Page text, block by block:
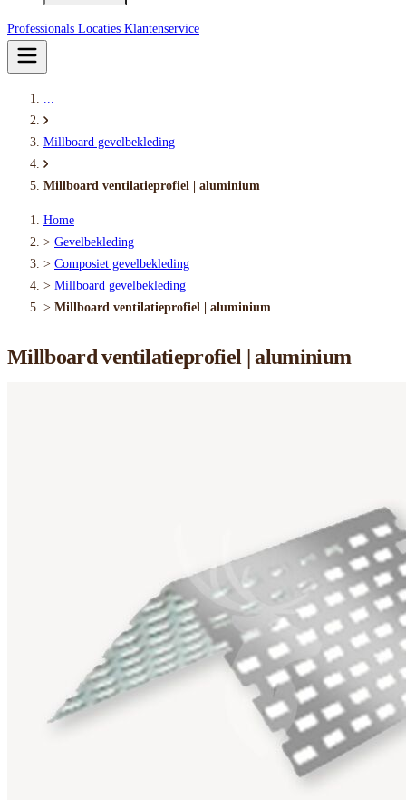
Professionals Locaties Klantenservice
...
Millboard gevelbekleding
Millboard ventilatieprofiel | aluminium
Home
> Gevelbekleding
> Composiet gevelbekleding
> Millboard gevelbekleding
> Millboard ventilatieprofiel | aluminium
Millboard ventilatieprofiel | aluminium